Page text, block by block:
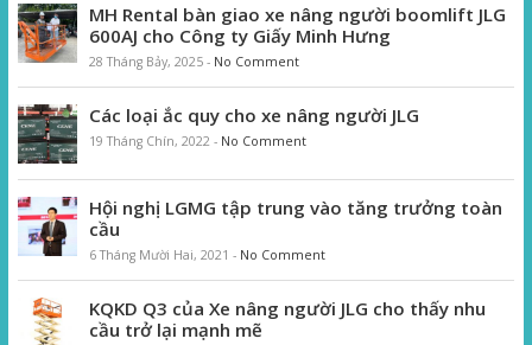
MH Rental bàn giao xe nâng người boomlift JLG
600AJ cho Công ty Giấy Minh Hưng
28 Tháng Bảy, 2025 - No Comment
Các loại ắc quy cho xe nâng người JLG
19 Tháng Chín, 2022 - No Comment
Hội nghị LGMG tập trung vào tăng trưởng toàn
cầu
6 Tháng Mười Hai, 2021 - No Comment
KQKD Q3 của Xe nâng người JLG cho thấy nhu
cầu trở lại mạnh mẽ